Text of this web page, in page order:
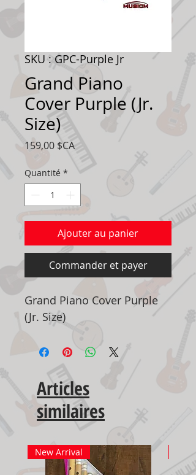
SKU : GPC-Purple Jr
Grand Piano
Cover Purple (Jr.
Size)
159,00 $CAPrix
Quantité *
Ajouter au panier
Commander et payer
Grand Piano Cover Purple
(Jr. Size)
Articles
similaires
New Arrival